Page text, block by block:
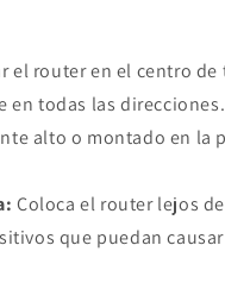
el router en el centro
en todas las direcciones.
alto o montado en la
Coloca el router lejos
que puedan